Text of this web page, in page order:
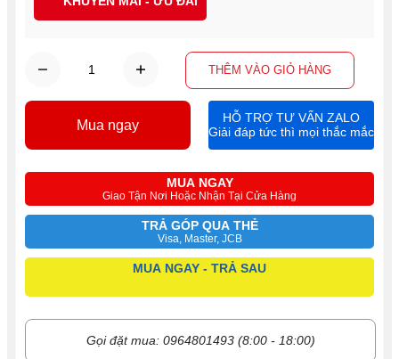
THÊM VÀO GIỎ HÀNG
MUA NGAY
Giao Tận Nơi Hoặc Nhận Tại Cửa Hàng
TRẢ GÓP QUA THẺ
Visa, Master, JCB
MUA NGAY - TRẢ SAU
Gọi đặt mua: 0964801493 (8:00 - 18:00)
Mua ngay
HỖ TRỢ TƯ VẤN ZALO
Giải đáp tức thì mọi thắc mắc